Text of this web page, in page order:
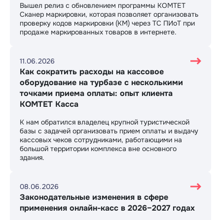
Вышел релиз с обновлением программы КОМТЕТ
Сканер маркировки, которая позволяет организовать
проверку кодов маркировки (КМ) через ТС ПИоТ при
продаже маркированных товаров в интернете.
11.06.2026
Как сократить расходы на кассовое
оборудование на турбазе с несколькими
точками приема оплаты: опыт клиента
КОМТЕТ Касса
К нам обратился владелец крупной туристической
базы с задачей организовать прием оплаты и выдачу
кассовых чеков сотрудниками, работающими на
большой территории комплекса вне основного
здания.
08.06.2026
Законодательные изменения в сфере
применения онлайн-касс в 2026–2027 годах